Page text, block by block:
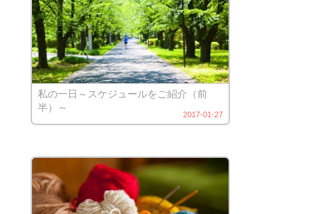
私の一日～スケジュールをご紹介（前
半）～
2017-01-27